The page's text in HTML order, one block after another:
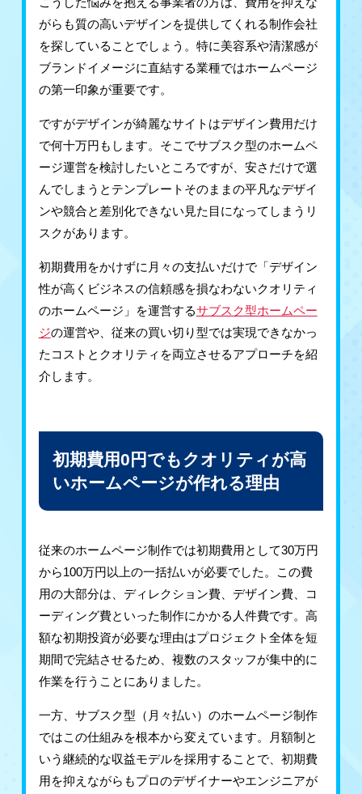
がらも質の高いデザインを提供してくれる制作会社
を探していることでしょう。特に美容系や清潔感が
ブランドイメージに直結する業種ではホームページ
の第一印象が重要です。
ですがデザインが綺麗なサイトはデザイン費用だけ
で何十万円もします。そこでサブスク型のホームペ
ージ運営を検討したいところですが、安さだけで選
んでしまうとテンプレートそのままの平凡なデザイ
ンや競合と差別化できない見た目になってしまうリ
スクがあります。
初期費用をかけずに月々の支払いだけで「デザイン
性が高くビジネスの信頼感を損なわないクオリティ
のホームページ」を運営するサブスク型ホームペー
ジの運営や、従来の買い切り型では実現できなかっ
たコストとクオリティを両立させるアプローチを紹
介します。
初期費用0円でもクオリティが高
いホームページが作れる理由
従来のホームページ制作では初期費用として30万円
から100万円以上の一括払いが必要でした。この費
用の大部分は、ディレクション費、デザイン費、コ
ーディング費といった制作にかかる人件費です。高
額な初期投資が必要な理由はプロジェクト全体を短
期間で完結させるため、複数のスタッフが集中的に
作業を行うことにありました。
一方、サブスク型（月々払い）のホームページ制作
ではこの仕組みを根本から変えています。月額制と
いう継続的な収益モデルを採用することで、初期費
用を抑えながらもプロのデザイナーやエンジニアが